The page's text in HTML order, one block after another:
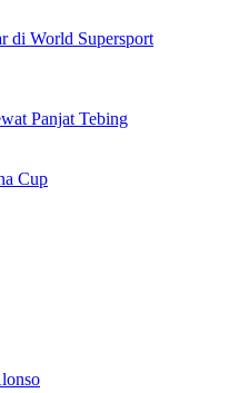
di World Supersport
Panjat Tebing
Cup